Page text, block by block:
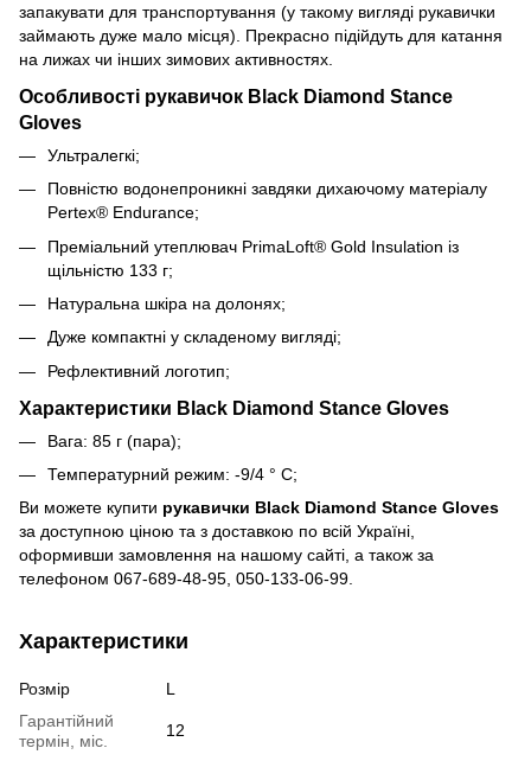
запакувати для транспортування (у такому вигляді рукавички
займають дуже мало місця). Прекрасно підійдуть для катання
на лижах чи інших зимових активностях.
Особливості рукавичок Black Diamond Stance
Gloves
Ультралегкі;
Повністю водонепроникні завдяки дихаючому матеріалу
Pertex® Endurance;
Преміальний утеплювач PrimaLoft® Gold Insulation із
щільністю 133 г;
Натуральна шкіра на долонях;
Дуже компактні у складеному вигляді;
Рефлективний логотип;
Характеристики Black Diamond Stance Gloves
Вага: 85 г (пара);
Температурний режим: -9/4 ° C;
Ви можете купити рукавички Black Diamond Stance Gloves
за доступною ціною та з доставкою по всій Україні,
оформивши замовлення на нашому сайті, а також за
телефоном 067-689-48-95, 050-133-06-99.
Характеристики
Розмір
L
Гарантійний
термін, міс.
12